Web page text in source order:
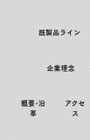
既製品ライン
企業理念
概要･沿
革
アクセ
ス